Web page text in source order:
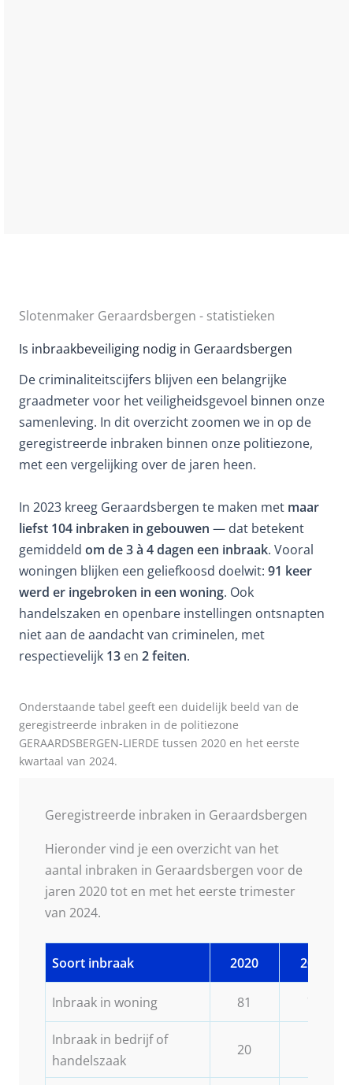
Slotenmaker Geraardsbergen - statistieken
Is inbraakbeveiliging nodig in Geraardsbergen
De criminaliteitscijfers blijven een belangrijke
graadmeter voor het veiligheidsgevoel binnen onze
samenleving. In dit overzicht zoomen we in op de
geregistreerde inbraken binnen onze politiezone,
met een vergelijking over de jaren heen.
In 2023 kreeg Geraardsbergen te maken met maar
liefst 104 inbraken in gebouwen — dat betekent
gemiddeld om de 3 à 4 dagen een inbraak. Vooral
woningen blijken een geliefkoosd doelwit: 91 keer
werd er ingebroken in een woning. Ook
handelszaken en openbare instellingen ontsnapten
niet aan de aandacht van criminelen, met
respectievelijk 13 en 2 feiten.
Onderstaande tabel geeft een duidelijk beeld van de
geregistreerde inbraken in de politiezone
GERAARDSBERGEN-LIERDE tussen 2020 en het eerste
kwartaal van 2024.
Geregistreerde inbraken in Geraardsbergen
Hieronder vind je een overzicht van het
aantal inbraken in Geraardsbergen voor de
jaren 2020 tot en met het eerste trimester
van 2024.
Soort inbraak 2020 2021
Inbraak in woning 81 73
Inbraak in bedrijf of
handelszaak
20